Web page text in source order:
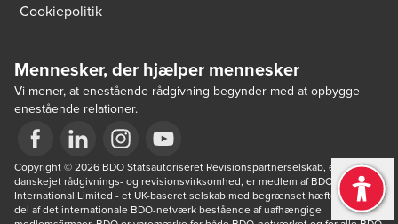
Cookiepolitik
Mennesker, der hjælper mennesker
Vi mener, at enestående rådgivning begynder med at opbygge
enestående relationer.
Opens in a new window/tab
Opens in a new window/tab
Opens in a new window/tab
Opens in a new window/tab
Copyright © 2026 BDO Statsautoriseret Revisionspartnerselskab, en
danskejet rådgivnings- og revisionsvirksomhed, er medlem af BDO
International Limited - et UK-baseret selskab med begrænset hæftelse - og
del af det internationale BDO-netværk bestående af uafhængige